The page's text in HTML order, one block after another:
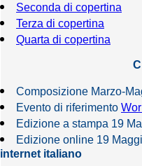
Seconda di copertina
Terza di copertina
Quarta di copertina
Composizione Marzo-
Evento di riferimento
Edizione a stampa 19
Edizione online 19
internet italiano